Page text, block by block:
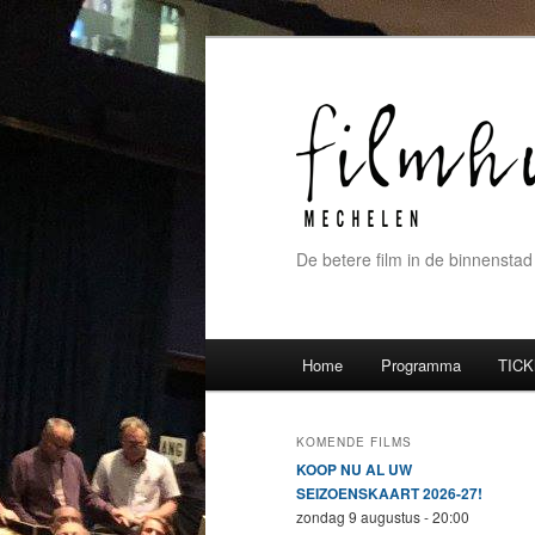
De betere film in de binnenstad
Spring naar de primaire
Spring naar de secundaire
Home Programma
KOMENDE FILMS
KOOP NU AL UW
SEIZOENSKAART 2026-27!
zondag 9 augustus - 20:00